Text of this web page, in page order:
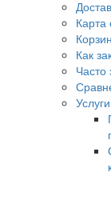
Карта
Как
Услуги